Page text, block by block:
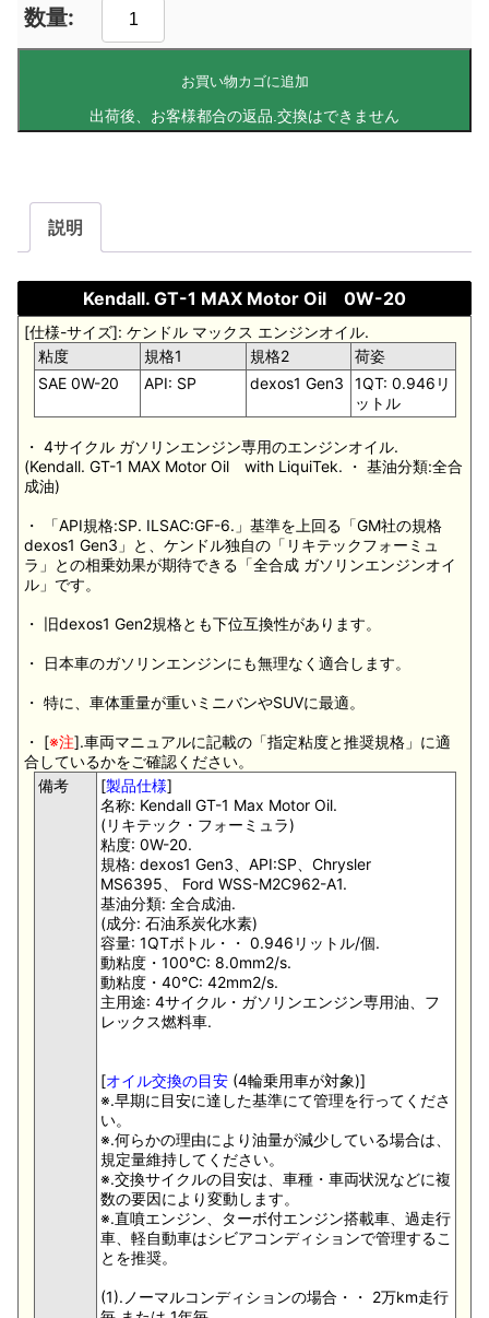
お買い物カゴに追加
説明
Kendall. GT-1 MAX Motor Oil 0W-20
[仕様-サイズ]: ケンドル マックス エンジンオイル.
粘度
規格1 規格2
荷姿
SAE 0W-20
API: SP dexos1 Gen3
1QT: 0.946リ
ットル
・ 4サイクル ガソリンエンジン専用のエンジンオイル.
(Kendall. GT-1 MAX Motor Oil with LiquiTek. ・ 基油分類:全合
成油)
・ 「API規格:SP. ILSAC:GF-6.」基準を上回る「GM社の規格
dexos1 Gen3」と、ケンドル独自の「リキテックフォーミュ
ラ」との相乗効果が期待できる「全合成 ガソリンエンジンオイ
ル」です。
・ 旧dexos1 Gen2規格とも下位互換性があります。
・ 日本車のガソリンエンジンにも無理なく適合します。
・ 特に、車体重量が重いミニバンやSUVに最適。
・ [※注].車両マニュアルに記載の「指定粘度と推奨規格」に適
合しているかをご確認ください。
備考
[製品仕様]
名称: Kendall GT-1 Max Motor Oil.
(リキテック・フォーミュラ)
粘度: 0W-20.
規格: dexos1 Gen3、API:SP、Chrysler
MS6395、 Ford WSS-M2C962-A1.
基油分類: 全合成油.
(成分: 石油系炭化水素)
容量: 1QTボトル・・ 0.946リットル/個.
動粘度・100℃: 8.0mm2/s.
動粘度・40℃: 42mm2/s.
主用途: 4サイクル・ガソリンエンジン専用油、フ
レックス燃料車.
[オイル交換の目安(4輪乗用車が対象)]
※.早期に目安に達した基準にて管理を行ってくださ
い。
※.何らかの理由により油量が減少している場合は、
規定量維持してください。
※.交換サイクルの目安は、車種・車両状況などに複
数の要因により変動します。
※.直噴エンジン、ターボ付エンジン搭載車、過走行
車、軽自動車はシビアコンディションで管理するこ
とを推奨。
(1).ノーマルコンディションの場合・・ 2万km走行